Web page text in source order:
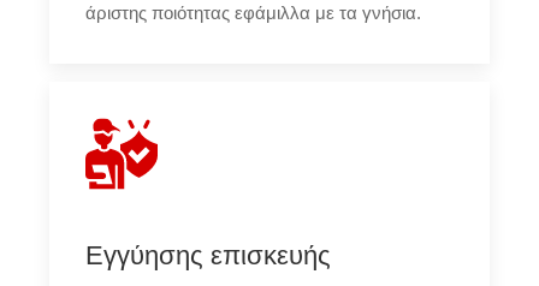
άριστης ποιότητας εφάμιλλα με τα γνήσια.
Εγγύησης επισκευής